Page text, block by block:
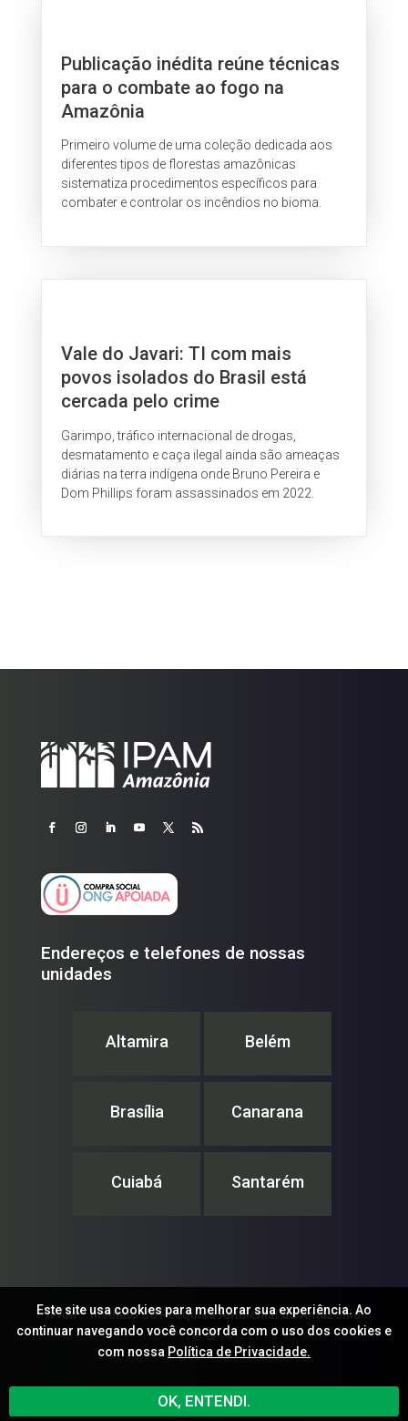
Publicação inédita reúne técnicas
para o combate ao fogo na
Amazônia
Primeiro volume de uma coleção dedicada aos
diferentes tipos de florestas amazônicas
sistematiza procedimentos específicos para
combater e controlar os incêndios no bioma.
Vale do Javari: TI com mais
povos isolados do Brasil está
cercada pelo crime
Garimpo, tráfico internacional de drogas,
desmatamento e caça ilegal ainda são ameaças
diárias na terra indígena onde Bruno Pereira e
Dom Phillips foram assassinados em 2022.
Endereços e telefones de nossas
unidades
Altamira Belém
Brasília Canarana
Cuiabá Santarém
IPAM – Instituto de Pesquisa Ambiental da Amazônia
© ®
Este site usa cookies para melhorar sua experiência. Ao
continuar navegando você concorda com o uso dos cookies e
com nossa Política de Privacidade.
OK, ENTENDI.